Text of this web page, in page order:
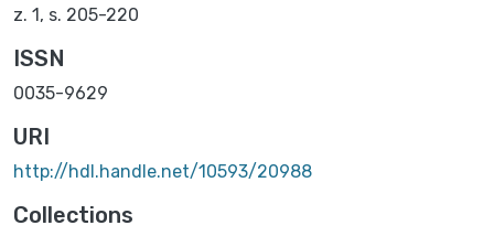
z. 1, s. 205-220
ISSN
0035-9629
URI
http://hdl.handle.net/10593/20988
Collections